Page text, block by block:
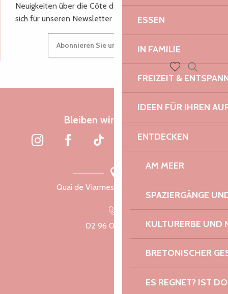
ESSEN
IN FAMILIE
FREIZEIT &
IDEEN FÜR IHREN
ENTDECKEN
AM MEER
SPAZIERGÄNGE
KULTURERBE UND
BRETONISCHER
ES REGNET? IST
Voir les favoris
Suche
Neuigkeiten über die Côte de Granit Rose, melden Sie
sich für unseren Newsletter an.
Abonnieren Sie unseren Newsletter
Bleiben wir verbunden
Quai de Viarmes, 22300 Lannion
02 96 05 60 70